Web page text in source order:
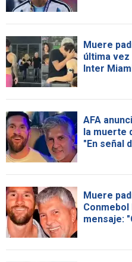
Muere
última vez
Inter
AFA
la muerte
"En señal
Muere
mensaje: